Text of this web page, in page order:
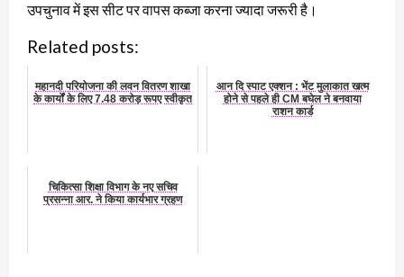
उपचुनाव में इस सीट पर वापस कब्जा करना ज्यादा जरूरी है।
Related posts:
महानदी परियोजना की लवन वितरण शाखा
के कार्यों के लिए 7.48 करोड़ रूपए स्वीकृत
आन दि स्पाट एक्शन : भेंट मुलाकात खत्म
होने से पहले ही CM बघेल ने बनवाया
राशन कार्ड
चिकित्सा शिक्षा विभाग के नए सचिव
प्रसन्ना आर. ने किया कार्यभार ग्रहण